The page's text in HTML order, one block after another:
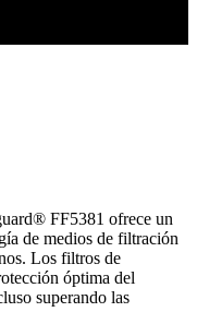
FF5381 ofrece un
de medios de filtración
Los filtros de
óptima del
superando las